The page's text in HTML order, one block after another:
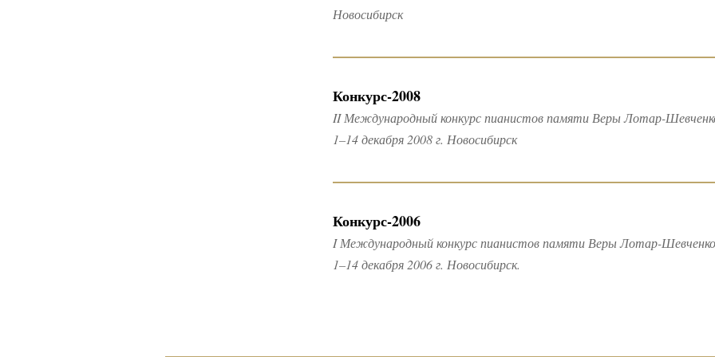
Новосибирск
Конкурс-2008
II Международный конкурс пианистов памяти Веры Лотар-
1–14 декабря 2008 г. Новосибирск
Конкурс-2006
I Международный конкурс пианистов памяти Веры Лотар-Шевченко
1–14 декабря 2006 г. Новосибирск.